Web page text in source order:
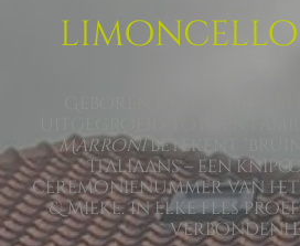
limoncello
Marronibetekent
Italiaans – een
ceremonienummer van het
& Mieke. In elke fles